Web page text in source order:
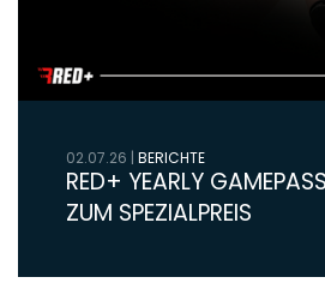
02.07.26 | BERICHTE
RED+ YEARLY
ZUM SPEZIALPREIS